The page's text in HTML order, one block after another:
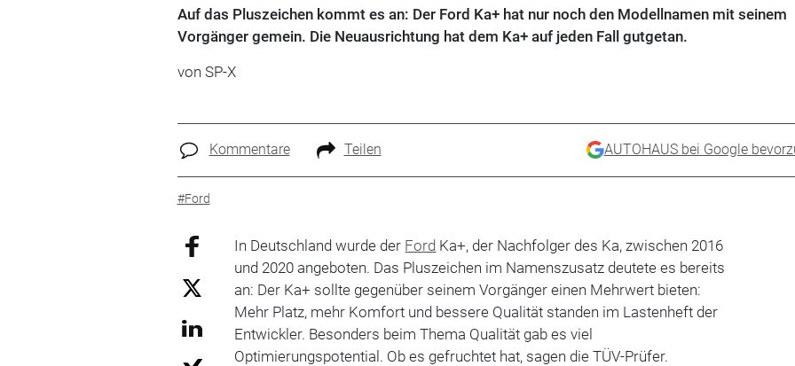
Auf das Pluszeichen kommt es an: Der Ford Ka+ hat nur noch den Modellnamen mit seinem
Vorgänger gemein. Die Neuausrichtung hat dem Ka+ auf jeden Fall gutgetan.
von SP-X
Kommentare Teilen AUTOHAUS bei Google
#Ford
In Deutschland wurde der Ford Ka+, der Nachfolger des Ka, zwischen 2016
und 2020 angeboten. Das Pluszeichen im Namenszusatz deutete es bereits
an: Der Ka+ sollte gegenüber seinem Vorgänger einen Mehrwert bieten:
Mehr Platz, mehr Komfort und bessere Qualität standen im Lastenheft der
Entwickler. Besonders beim Thema Qualität gab es viel
Optimierungspotential. Ob es gefruchtet hat, sagen die TÜV-Prüfer.